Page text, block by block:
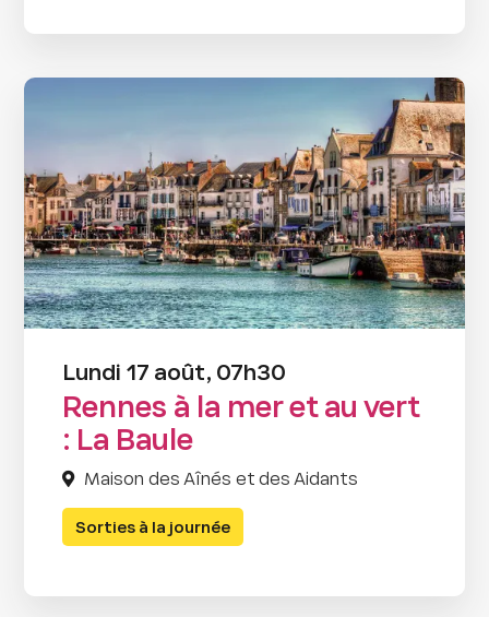
Lundi 17 août, 07h30
Rennes à la mer et au vert
: La Baule
Maison des Aînés et des Aidants
Sorties à la journée